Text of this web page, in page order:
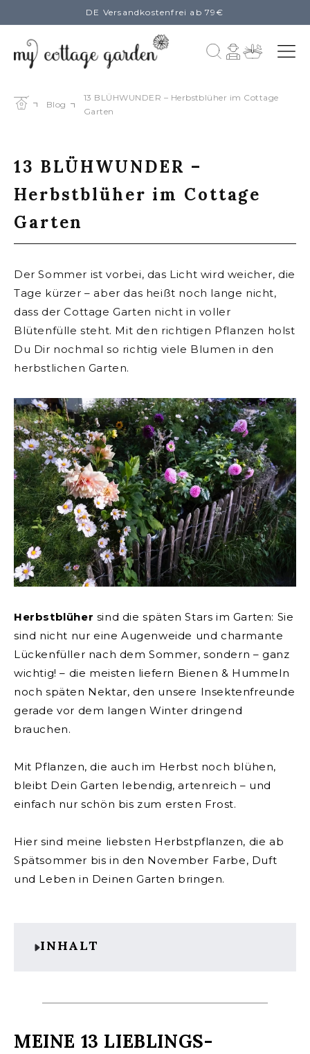
Inhalt
DE Versandkostenfrei ab 79€
Einloggen
Warenkorb
Blog
13 BLÜHWUNDER – Herbstblüher im Cottage
Garten
13 BLÜHWUNDER –
Herbstblüher im Cottage
Garten
Der Sommer ist vorbei, das Licht wird weicher, die
Tage kürzer – aber das heißt noch lange nicht,
dass der Cottage Garten nicht in voller
Blütenfülle steht. Mit den richtigen Pflanzen holst
Du Dir nochmal so richtig viele Blumen in den
herbstlichen Garten.
Herbstblüher sind die späten Stars im Garten: Sie
sind nicht nur eine Augenweide und charmante
Lückenfüller nach dem Sommer, sondern – ganz
wichtig! – die meisten liefern Bienen & Hummeln
noch späten Nektar, den unsere Insektenfreunde
gerade vor dem langen Winter dringend
brauchen.
Mit Pflanzen, die auch im Herbst noch blühen,
bleibt Dein Garten lebendig, artenreich – und
einfach nur schön bis zum ersten Frost.
Hier sind meine liebsten Herbstpflanzen, die ab
Spätsommer bis in den November Farbe, Duft
und Leben in Deinen Garten bringen.
INHALT
MEINE 13 LIEBLINGS-